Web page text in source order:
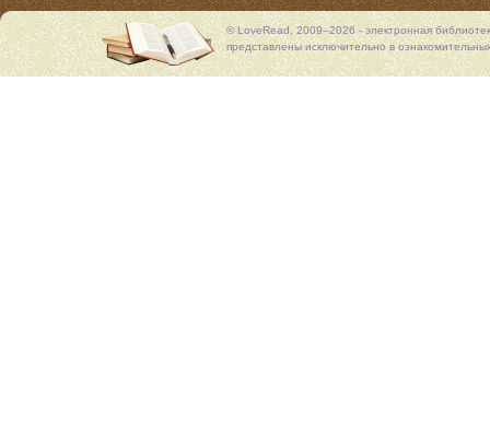
© LoveRead, 2009–2026 - электронная
представлены исключительно в